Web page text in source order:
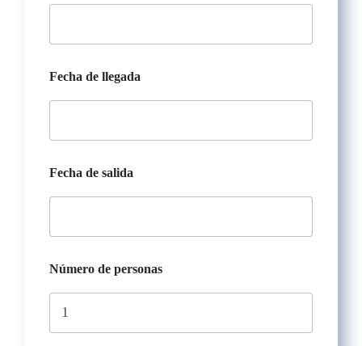
Fecha de llegada
Fecha de salida
Número de personas